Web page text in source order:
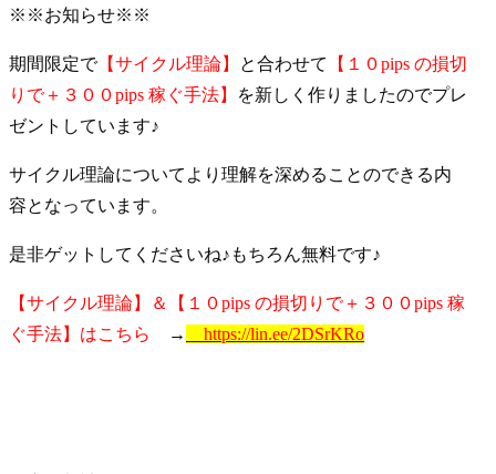
※※お知らせ※※
期間限定で【サイクル理論】 と合わせて
【１０pips の損切
りで＋３００pips 稼ぐ手法】
を新しく作りましたのでプレ
ゼントしています♪
サイクル理論についてより理解を深めることのできる内
容となっています。
是非ゲットしてくださいね♪もちろん無料です♪
【サイクル理論】＆【１０pips の損切りで＋３００pips 稼
ぐ手法】はこちら
→ https://lin.ee/2DSrKRo